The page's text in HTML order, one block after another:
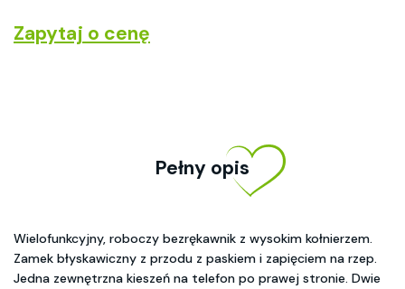
Zapytaj o cenę
Pełny opis
Wielofunkcyjny, roboczy bezrękawnik z wysokim kołnierzem.
Zamek błyskawiczny z przodu z paskiem i zapięciem na rzep.
Jedna zewnętrzna kieszeń na telefon po prawej stronie. Dwie